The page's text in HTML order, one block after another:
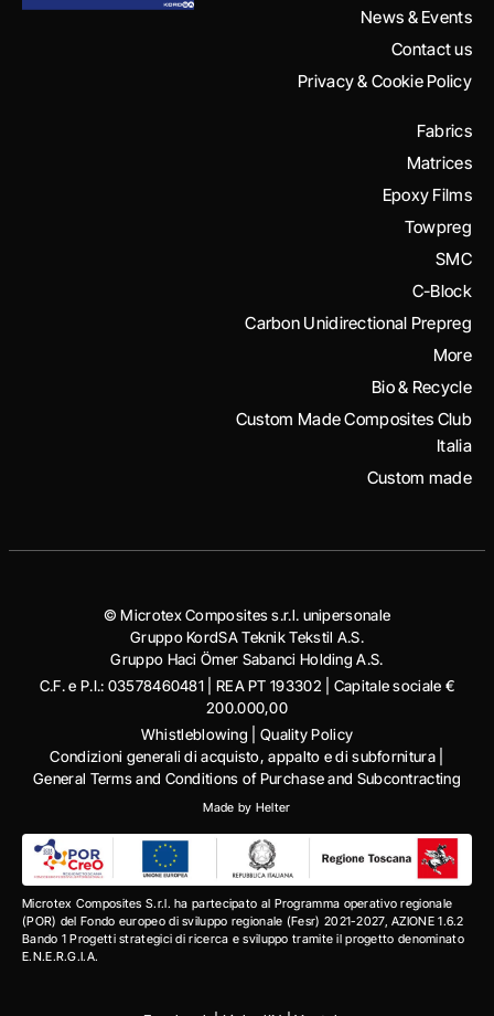
News & Events
Contact us
Privacy & Cookie Policy
Fabrics
Matrices
Epoxy Films
Towpreg
SMC
C-Block
Carbon Unidirectional Prepreg
More
Bio & Recycle
Custom Made Composites Club
Italia
Custom made
© Microtex Composites s.r.l. unipersonale
Gruppo KordSA Teknik Tekstil A.S.
Gruppo Haci Ӧmer Sabanci Holding A.S.
C.F. e P.I.: 03578460481 | REA PT 193302 | Capitale sociale €
200.000,00
Whistleblowing
Quality Policy
Condizioni generali di acquisto, appalto e di subfornitura|
General Terms and Conditions of Purchase and Subcontracting
Made by Helter
Microtex Composites S.r.l. ha partecipato al Programma operativo regionale
(POR) del Fondo europeo di sviluppo regionale (Fesr) 2021-2027, AZIONE 1.6.2
Bando 1 Progetti strategici di ricerca e sviluppo tramite il progetto denominato
E.N.E.R.G.I.A.